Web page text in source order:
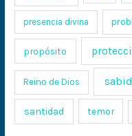
presencia divina
propósito
Reino de Dios
santidad temor